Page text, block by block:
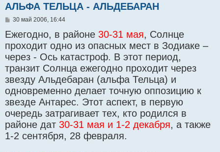
АЛЬФА ТЕЛЬЦА - АЛЬДЕБАРАН
С
о
б
щ
е
н
и
е
30 май 2006, 16:44
Ежегодно, в районе 30-31 мая, Солнце
проходит одно из опасных мест в Зодиаке –
через - Ось катастроф. В этот период,
транзит Солнца ежегодно проходит через
звезду Альдебаран (альфа Тельца) и
одновременно делает точную оппозицию к
звезде Антарес. Этот аспект, в первую
очередь затрагивает тех, кто родился в
районе дат 30-31 мая и 1-2 декабря, а также
1-2 сентября, 28 февраля.